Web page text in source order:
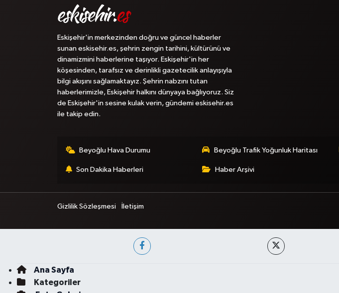
Eskişehir'in merkezinden doğru ve güncel haberler
sunan eskisehir.es, şehrin zengin tarihini, kültürünü ve
dinamizmini haberlerine taşıyor. Eskişehir'in her
köşesinden, tarafsız ve derinlikli gazetecilik anlayışıyla
bilgi akışını sağlamaktayız. Şehrin nabzını tutan
haberlerimizle, Eskişehir halkını dünyaya bağlıyoruz. Siz
de Eskişehir'in sesine kulak verin, gündemi eskisehir.es
ile takip edin.
Beyoğlu Hava Durumu Beyoğlu Trafik Yoğunluk Haritası
Son Dakika Haberleri Haber Arşivi
Gizlilik Sözleşmesi İletişim
Ana Sayfa
Kategoriler